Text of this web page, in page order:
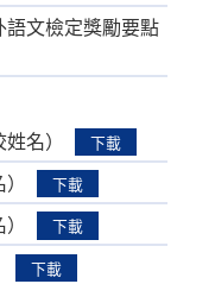
文檢定獎勵要點
名） 下載
下載
下載
下載